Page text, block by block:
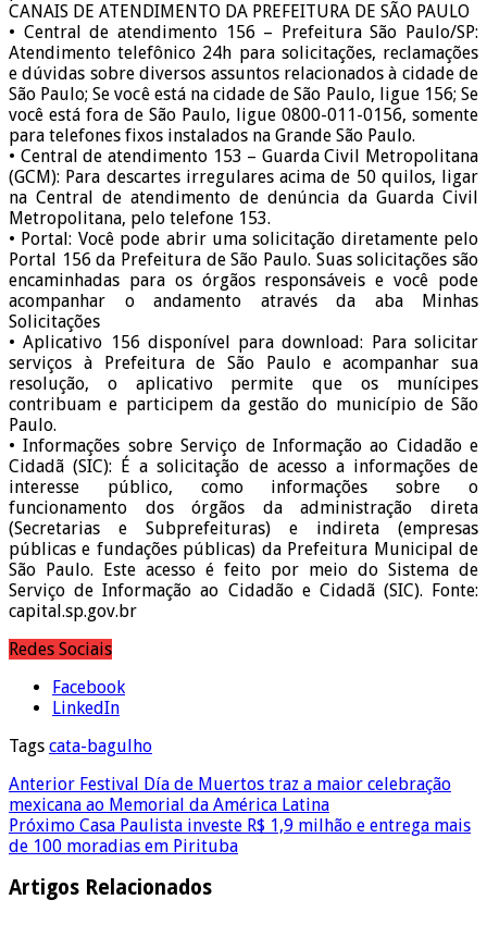
CANAIS DE ATENDIMENTO DA PREFEITURA DE SÃO PAULO
• Central de atendimento 156 – Prefeitura São Paulo/SP:
Atendimento telefônico 24h para solicitações, reclamações
e dúvidas sobre diversos assuntos relacionados à cidade de
São Paulo; Se você está na cidade de São Paulo, ligue 156; Se
você está fora de São Paulo, ligue 0800-011-0156, somente
para telefones fixos instalados na Grande São Paulo.
• Central de atendimento 153 – Guarda Civil Metropolitana
(GCM): Para descartes irregulares acima de 50 quilos, ligar
na Central de atendimento de denúncia da Guarda Civil
Metropolitana, pelo telefone 153.
• Portal: Você pode abrir uma solicitação diretamente pelo
Portal 156 da Prefeitura de São Paulo. Suas solicitações são
encaminhadas para os órgãos responsáveis e você pode
acompanhar o andamento através da aba Minhas
Solicitações
• Aplicativo 156 disponível para download: Para solicitar
serviços à Prefeitura de São Paulo e acompanhar sua
resolução, o aplicativo permite que os munícipes
contribuam e participem da gestão do município de São
Paulo.
• Informações sobre Serviço de Informação ao Cidadão e
Cidadã (SIC): É a solicitação de acesso a informações de
interesse público, como informações sobre o
funcionamento dos órgãos da administração direta
(Secretarias e Subprefeituras) e indireta (empresas
públicas e fundações públicas) da Prefeitura Municipal de
São Paulo. Este acesso é feito por meio do Sistema de
Serviço de Informação ao Cidadão e Cidadã (SIC). Fonte:
capital.sp.gov.br
Redes Sociais
Facebook
LinkedIn
Tags cata-bagulho
Anterior Festival Día de Muertos traz a maior celebração
mexicana ao Memorial da América Latina
Próximo Casa Paulista investe R$ 1,9 milhão e entrega mais
de 100 moradias em Pirituba
Artigos Relacionados